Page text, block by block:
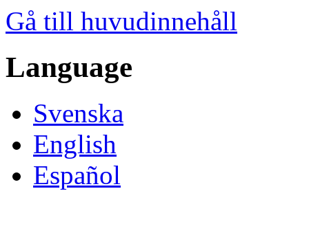
Gå till huvudinnehåll
Language
Svenska
English
Español